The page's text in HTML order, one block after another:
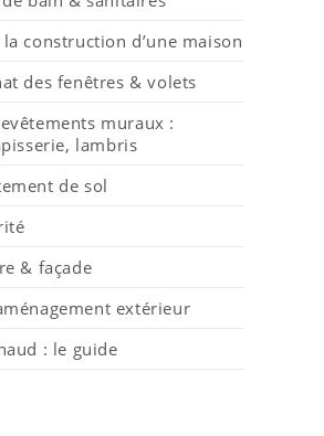
construction d’une maison
des fenêtres & volets
muraux :
lambris
de sol
& façade
extérieur
: le guide